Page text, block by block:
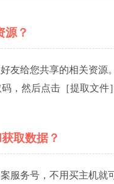
源？
友给您共享的相关资源
，然后点击［提取文
取数据？
服务号，不用买主机就